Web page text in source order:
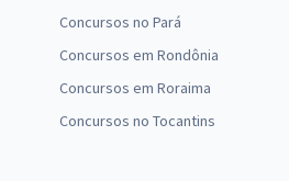
Concursos no Pará
Concursos em Rondônia
Concursos em Roraima
Concursos no Tocantins